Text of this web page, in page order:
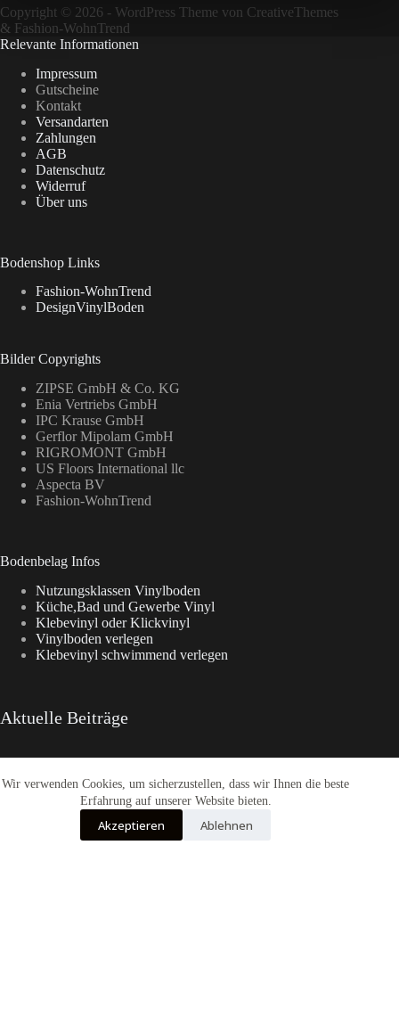
Wir verwenden Cookies, um sicherzustellen, dass wir Ihnen die beste
Erfahrung auf unserer Website bieten.
Akzeptieren Ablehnen
Copyright © 2026 - WordPress Theme von CreativeThemes
& Fashion-WohnTrend
Relevante Informationen
Impressum
Gutscheine
Kontakt
Versandarten
Zahlungen
AGB
Datenschutz
Widerruf
Über uns
Bodenshop Links
Fashion-WohnTrend
DesignVinylBoden
Bilder Copyrights
ZIPSE GmbH & Co. KG
Enia Vertriebs GmbH
IPC Krause GmbH
Gerflor Mipolam GmbH
RIGROMONT GmbH
US Floors International llc
Aspecta BV
Fashion-WohnTrend
Bodenbelag Infos
Nutzungsklassen Vinylboden
Küche,Bad und Gewerbe Vinyl
Klebevinyl oder Klickvinyl
Vinylboden verlegen
Klebevinyl schwimmend verlegen
Aktuelle Beiträge
Enia Kollektionen im Überblick
CasaNova Vinylboden
Warum sich der Weg zu Fashion-WohnTrend.de lohnt
COREtec® Tytan – Der Designboden